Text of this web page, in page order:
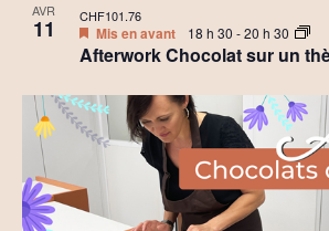
AVR
11
Afterwork Chocolat sur un
Mis en avant 18 h 30 -20 h 30
CHF101.76